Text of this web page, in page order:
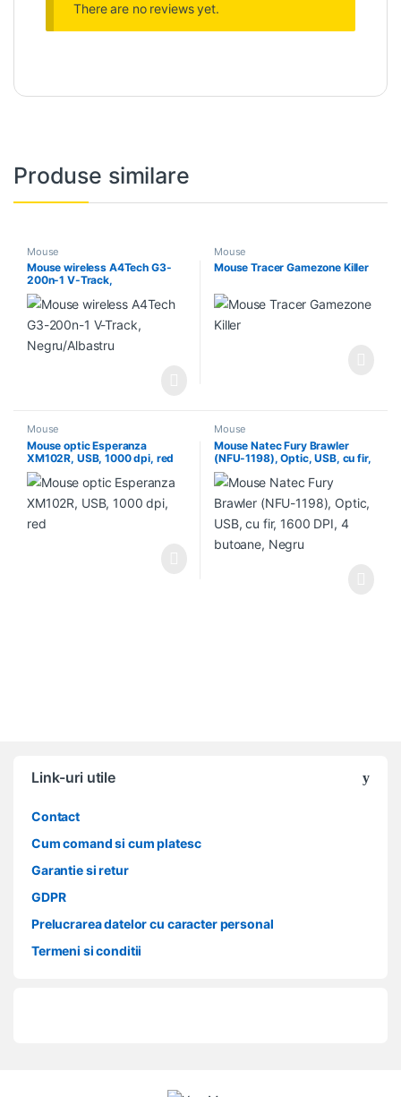
There are no reviews yet.
Produse similare
Mouse
Mouse wireless A4Tech G3-
200n-1 V-Track,
Negru/Albastru
Mouse
Mouse Tracer Gamezone Killer
Mouse
Mouse optic Esperanza
XM102R, USB, 1000 dpi, red
Mouse
Mouse Natec Fury Brawler
(NFU-1198), Optic, USB, cu fir,
1600 DPI, 4 butoane, Negru
Link-uri utile
Contact
Cum comand si cum platesc
Garantie si retur
GDPR
Prelucrarea datelor cu caracter personal
Termeni si conditii